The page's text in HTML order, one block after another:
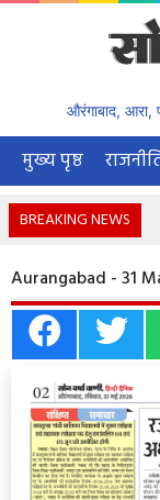
औरंगाबाद, आरा,
मुख्य पृष्ठ
BREAKING NEWS
Aurangabad - 31